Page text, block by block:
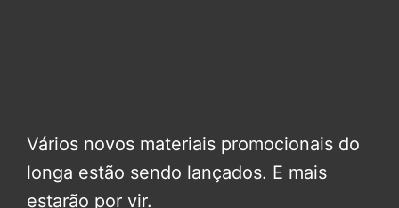
Vários novos materiais promocionais do
longa estão sendo lançados. E mais
estarão por vir.